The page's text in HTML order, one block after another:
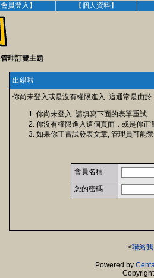
會員登入】 【個人資料】
理訂覽主題
出錯啦
你尚未登入或是沒有權限進入. 這通常是由於
你尚未登入. 請填寫下面的表單重試.
你沒有權限進入這個頁面，或是你
如果你正嘗試發表文章, 管理員可能
會員名稱
您的密碼
<聯絡
Powered by